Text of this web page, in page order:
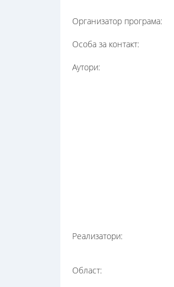
Организатор програма:
Особа за контакт:
Аутори:
Реализатори:
Област: